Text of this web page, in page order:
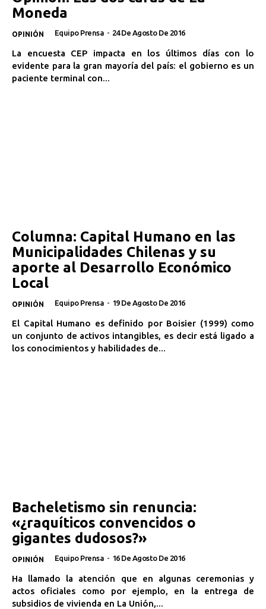
Moneda
OPINIÓN Equipo Prensa - 24 De Agosto De 2016
La encuesta CEP impacta en los últimos días con lo
evidente para la gran mayoría del país: el gobierno es un
paciente terminal con...
Columna: Capital Humano en las
Municipalidades Chilenas y su
aporte al Desarrollo Económico
Local
OPINIÓN Equipo Prensa - 19 De Agosto De 2016
El Capital Humano es definido por Boisier (1999) como
un conjunto de activos intangibles, es decir está ligado a
los conocimientos y habilidades de...
Bacheletismo sin renuncia:
«¿raquíticos convencidos o
gigantes dudosos?»
OPINIÓN Equipo Prensa - 16 De Agosto De 2016
Ha llamado la atención que en algunas ceremonias y
actos oficiales como por ejemplo, en la entrega de
subsidios de vivienda en La Unión,...